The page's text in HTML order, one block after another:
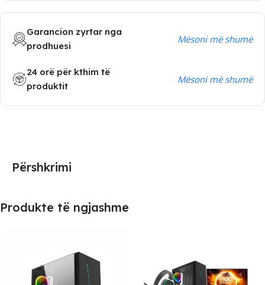
Garancion zyrtar nga
prodhuesi
Mësoni më shumë
24 orë për kthim të
produktit
Mësoni më shumë
Përshkrimi
Produkte të ngjashme